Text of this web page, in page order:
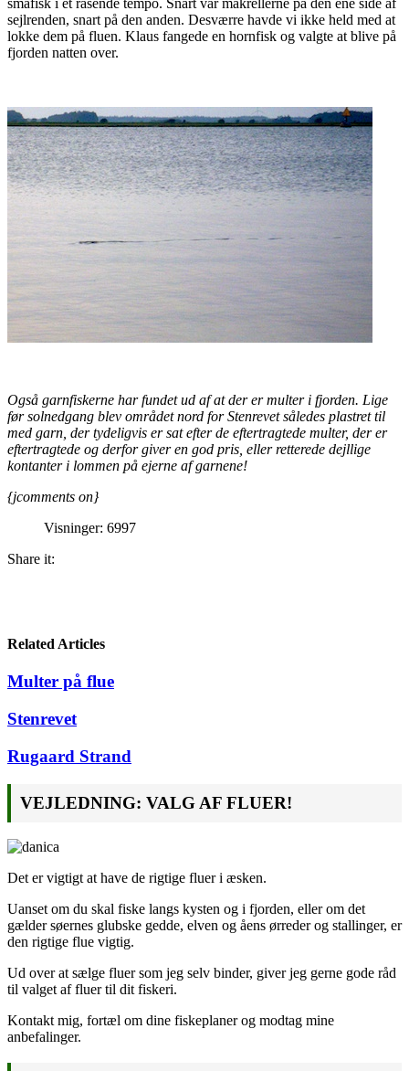
sejlrenden, snart på den anden. Desværre havde vi ikke held med at
lokke dem på fluen. Klaus fangede en hornfisk og valgte at blive på
fjorden natten over.
Også garnfiskerne har fundet ud af at der er multer i fjorden. Lige
før solnedgang blev området nord for Stenrevet således plastret til
med garn, der tydeligvis er sat efter de eftertragtede multer, der er
eftertragtede og derfor giver en god pris, eller retterede dejllige
kontanter i lommen på ejerne af garnene!
{jcomments on}
Visninger: 6997
Share it:
Related Articles
Multer på flue
Stenrevet
Rugaard Strand
VEJLEDNING: VALG AF FLUER!
Det er vigtigt at have de rigtige fluer i æsken.
Uanset om du skal fiske langs kysten og i fjorden, eller om det
gælder søernes glubske gedde, elven og åens ørreder og stallinger, er
den rigtige flue vigtig.
Ud over at sælge fluer som jeg selv binder, giver jeg gerne gode råd
til valget af fluer til dit fiskeri.
Kontakt mig, fortæl om dine fiskeplaner og modtag mine
anbefalinger.